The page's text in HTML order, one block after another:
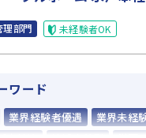
理部門 未経験者OK
ワード
業界経験者優遇
業界未経